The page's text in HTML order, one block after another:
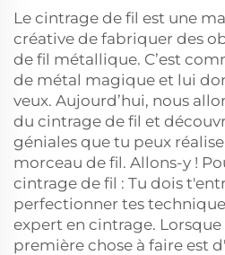
Le cintrage de fil est une
créative de fabriquer des
de fil métallique. C’est
de métal magique et lui
veux. Aujourd’hui, nous
du cintrage de fil et
géniales que tu peux
morceau de fil. Allons-y !
cintrage de fil : Tu dois
perfectionner tes
expert en cintrage.
première chose à faire est